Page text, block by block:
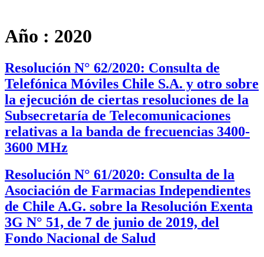
Año : 2020
Resolución N° 62/2020: Consulta de
Telefónica Móviles Chile S.A. y otro sobre
la ejecución de ciertas resoluciones de la
Subsecretaría de Telecomunicaciones
relativas a la banda de frecuencias 3400-
3600 MHz
Resolución N° 61/2020: Consulta de la
Asociación de Farmacias Independientes
de Chile A.G. sobre la Resolución Exenta
3G N° 51, de 7 de junio de 2019, del
Fondo Nacional de Salud